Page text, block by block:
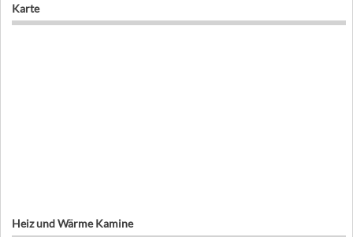
Karte
Heiz und Wärme Kamine